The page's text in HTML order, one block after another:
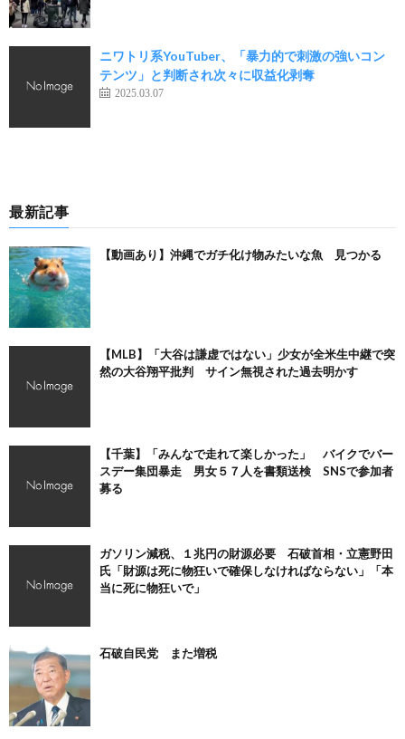
ニワトリ系YouTuber、「暴力的で刺激の強いコン
テンツ」と判断され次々に収益化剥奪
2025.03.07
最新記事
【動画あり】沖縄でガチ化け物みたいな魚 見つかる
【MLB】「大谷は謙虚ではない」少女が全米生中継で突
然の大谷翔平批判 サイン無視された過去明かす
【千葉】「みんなで走れて楽しかった」 バイクでバー
スデー集団暴走 男女５７人を書類送検 SNSで参加者
募る
ガソリン減税、１兆円の財源必要 石破首相・立憲野田
氏「財源は死に物狂いで確保しなければならない」「本
当に死に物狂いで」
石破自民党 また増税